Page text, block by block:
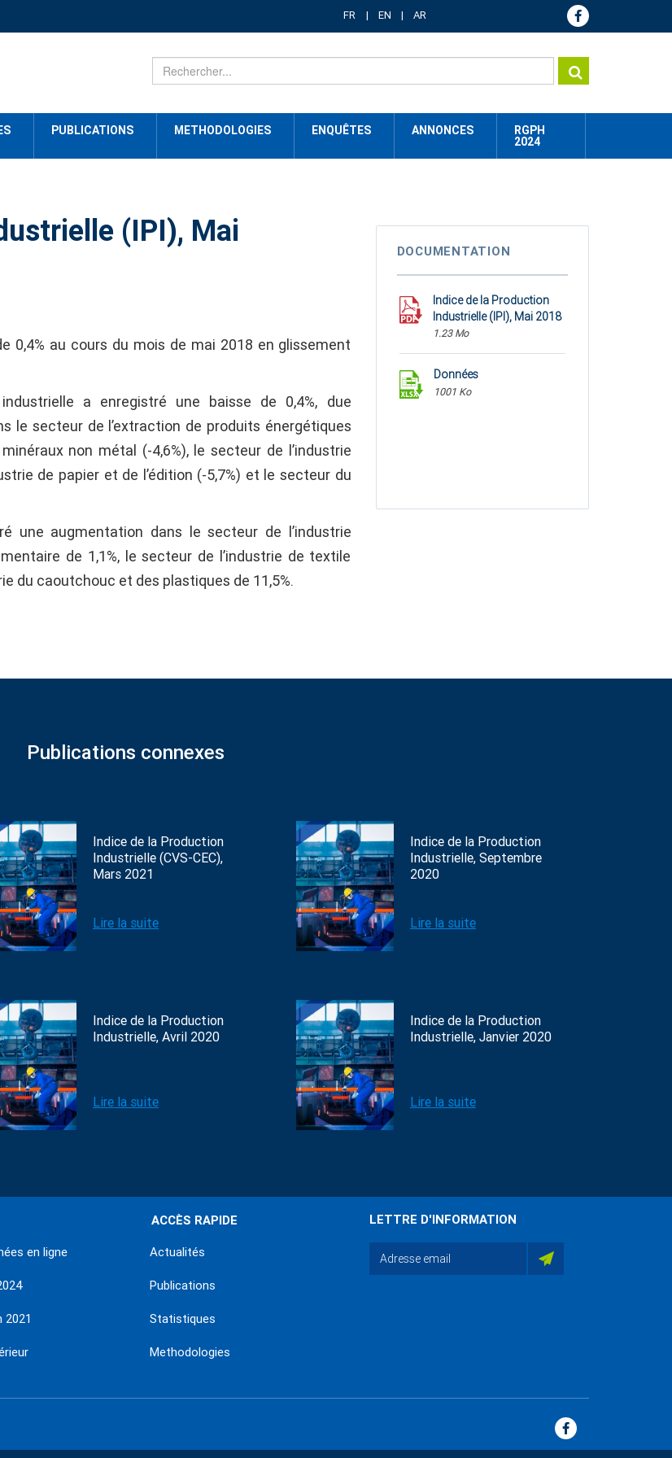
FR EN AR
PUBLICATIONS METHODOLOGIES ENQUÊTES ANNONCES
RGPH
2024
(IPI), Mai
0,4% au cours du mois de mai 2018 en glissement
a enregistré une baisse de 0,4%, due
le secteur de l’extraction de produits énergétiques
non métal (-4,6%), le secteur de l’industrie
de papier et de l’édition (-5,7%) et le secteur du
une augmentation dans le secteur de l’industrie
de 1,1%, le secteur de l’industrie de textile
du caoutchouc et des plastiques de 11,5%.
DOCUMENTATION
Indice de la Production
Industrielle (IPI), Mai 2018
1.23 Mo
Données
1001 Ko
Publications connexes
Indice de la Production
Industrielle (CVS-CEC),
Mars 2021
Lire la suite
Indice de la Production
Industrielle, Septembre
2020
Lire la suite
Indice de la Production
Industrielle, Avril 2020
Lire la suite
Indice de la Production
Industrielle, Janvier 2020
Lire la suite
en ligne
2021
ACCÈS RAPIDE
Actualités
Publications
Statistiques
Methodologies
LETTRE D'INFORMATION